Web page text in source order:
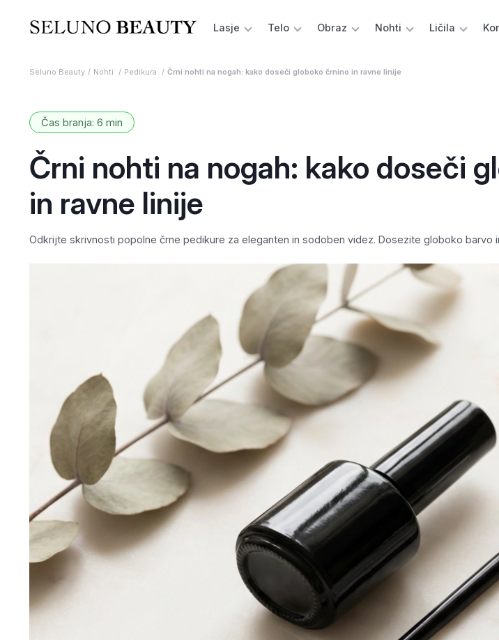
Lasje Telo Obraz Nohti Ličila
Seluno Beauty Nohti Pedikura Črni nohti na nogah: kako doseči globoko črnino in ravne linije
Čas branja: 6 min
Črni nohti na nogah: kako doseči
in ravne linije
Odkrijte skrivnosti popolne črne pedikure za eleganten in sodoben videz. Dosezite globoko barvo